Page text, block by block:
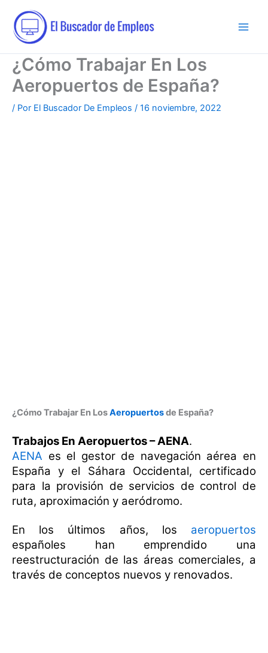
contenido
¿Cómo Trabajar En Los
Aeropuertos de España?
/ Por El Buscador De Empleos / 16 noviembre, 2022
¿Cómo Trabajar En LosAeropuertosde España?
Trabajos En Aeropuertos – AENA.
AENA es el gestor de navegación aérea en
España y el Sáhara Occidental, certificado
para la provisión de servicios de control de
ruta, aproximación y aeródromo.
En los últimos años, los aeropuertos
españoles han emprendido una
reestructuración de las áreas comerciales, a
través de conceptos nuevos y renovados.